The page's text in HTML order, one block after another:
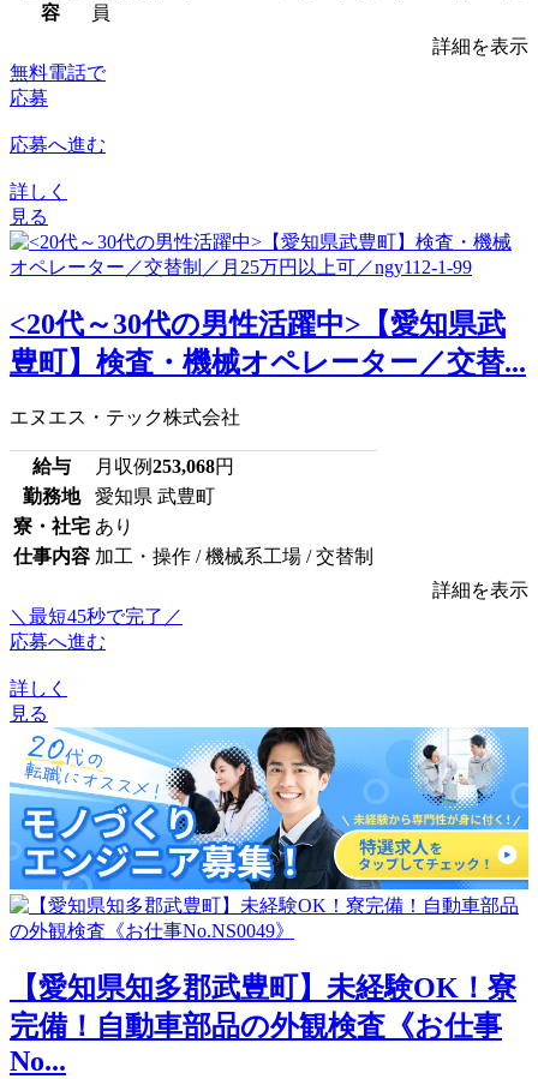
容
員
詳細を表示
無料電話で
応募
応募へ進む
詳しく
見る
<20代～30代の男性活躍中>【愛知県武
豊町】検査・機械オペレーター／交替...
エヌエス・テック株式会社
給与 月収例253,068円
勤務地
愛知県 武豊町
寮・社宅 あり
仕事内容 加工・操作 / 機械系工場 / 交替制
詳細を表示
＼最短45秒で完了／
応募へ進む
詳しく
見る
【愛知県知多郡武豊町】未経験OK！寮
完備！自動車部品の外観検査《お仕事
No...